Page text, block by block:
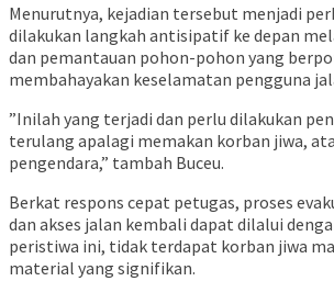
Menurutnya, kejadian tersebut menjadi
dilakukan langkah antisipatif ke depan
dan pemantauan pohon-pohon yang
membahayakan keselamatan pengguna
”Inilah yang terjadi dan perlu dilakukan
terulang apalagi memakan korban jiwa,
pengendara,” tambah Buceu.
Berkat respons cepat petugas, proses
dan akses jalan kembali dapat dilalui
peristiwa ini, tidak terdapat korban jiwa
material yang signifikan.